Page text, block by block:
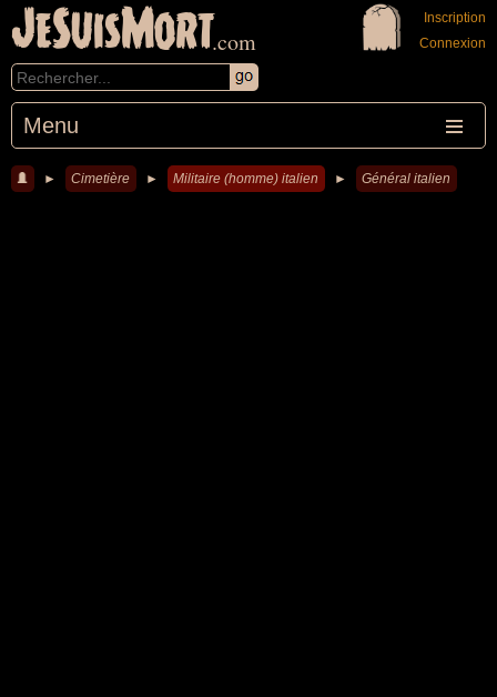
JeSuisMort.com
Menu
Inscription
Connexion
► Cimetière ► Militaire (homme) italien ► Général italien